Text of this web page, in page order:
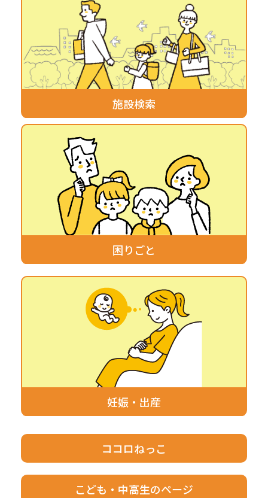
施設検索
困りごと
妊娠・出産
ココロねっこ
こども・中高生のページ